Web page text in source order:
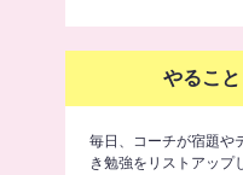
やるこ
毎日、コーチが宿題や
き勉強をリストアップ